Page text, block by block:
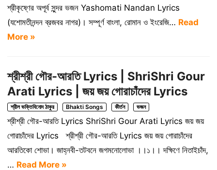
শ্রীকৃষ্ণের অপূর্ব সুন্দর ভজন Yashomati Nandan Lyrics
(যশোমতীনন্দন ব্রজবর নাগর)। সম্পূর্ণ বাংলা, রোমান ও ইংরেজি… Read
More »
শ্রীশ্রী গৌর-আরতি Lyrics | ShriShri Gour
Arati Lyrics | জয় জয় গোরাচাঁদের Lyrics
শ্রীল ভক্তিবিনোদ ঠাকুর Bhakti Songs কীর্তন ভজন
শ্রীশ্রী গৌর-আরতি Lyrics ShriShri Gour Arati Lyrics জয় জয়
গোরাচাঁদের Lyrics শ্রীশ্রী গৌর-আরতি Lyrics জয় জয় গোরাচাঁদের
আরতিকো শোভা। জাহ্নবী-তটবনে জগমনোলোভা ।।১।। দক্ষিণে নিতাইচাঁদ,
… Read More »